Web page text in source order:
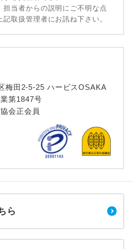
担当者からの説明にご不明な点
取扱管理者にお訊ね下さい。
梅田2-5-25 ハービスOSAKA
第1847号
会正会員
ら